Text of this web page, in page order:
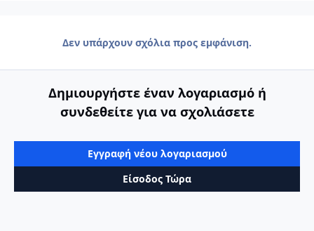
Δεν υπάρχουν σχόλια προς εμφάνιση.
Δημιουργήστε έναν λογαριασμό ή
συνδεθείτε για να σχολιάσετε
Εγγραφή νέου λογαριασμού
Είσοδος Τώρα